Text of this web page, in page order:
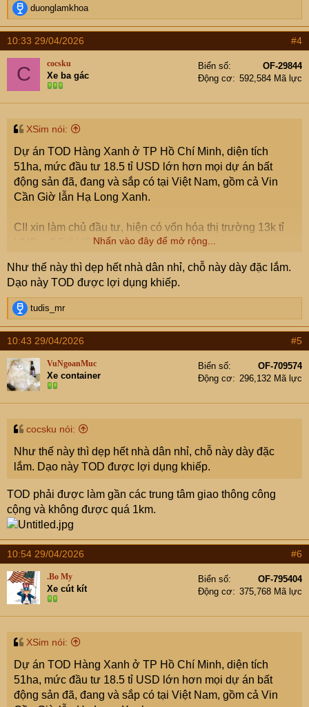
R
e
a
c
t
i
o
n
s
duonglamkhoa
10:33 29/04/2026 #4
C cocsku
Xe ba gác
Biển số
OF-29844
Động cơ
592,584 Mã lực
XSim nói:
Dự án TOD Hàng Xanh ở TP Hồ Chí Minh, diện tích
51ha, mức đầu tư 18.5 tỉ USD lớn hơn mọi dự án bất
động sản đã, đang và sắp có tại Việt Nam, gồm cả Vin
Cần Giờ lẫn Hạ Long Xanh.
CII xin làm chủ đầu tư, hiện có vốn hóa thị trường 13k tỉ
VNĐ ~ 0.5 tỉ USD
Kỷ nguyên vươn mình là đây
Sếp CII nêu lời giải cho bài toán mặt bằng TOD Hàng Xanh
TP HCM- Khi giải phóng mặt bằng dự án cho TOD Hàng Xanh,
CII sẽ tập trung đáp ứng tiêu chí giá đền bù và bố trí lại nhà ở
hợp lý.
Nhấn vào đây để mở rộng...
Như thế này thì dẹp hết nhà dân nhỉ, chỗ này dày đặc lắm.
Dạo này TOD được lợi dụng khiếp.
R
e
a
c
t
i
o
n
s
tudis_mr
10:43 29/04/2026 #5
VuNgoanMuc
Xe container
Biển số
OF-709574
Động cơ
296,132 Mã lực
cocsku nói:
Như thế này thì dẹp hết nhà dân nhỉ, chỗ này dày đặc
lắm. Dạo này TOD được lợi dụng khiếp.
TOD phải được làm gần các trung tâm giao thông công
cộng và không được quá 1km.
10:54 29/04/2026 #6
.Bo My
Xe cút kít
Biển số
OF-795404
Động cơ
375,768 Mã lực
XSim nói:
Dự án TOD Hàng Xanh ở TP Hồ Chí Minh, diện tích
51ha, mức đầu tư 18.5 tỉ USD lớn hơn mọi dự án bất
động sản đã, đang và sắp có tại Việt Nam, gồm cả Vin